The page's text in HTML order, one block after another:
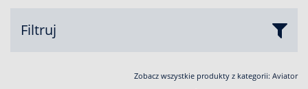
Filtruj
Zobacz wszystkie produkty z kategorii: Aviator